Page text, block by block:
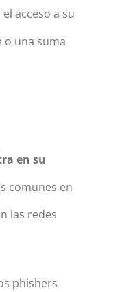
acceso a su
o una suma
en su
comunes en
las redes
phishers